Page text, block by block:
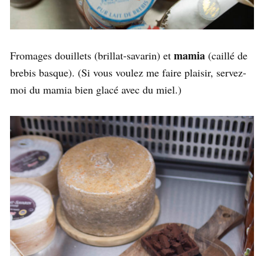
Fromages douillets (brillat-savarin) et mamia (caillé de
brebis basque). (Si vous voulez me faire plaisir, servez-
moi du mamia bien glacé avec du miel.)